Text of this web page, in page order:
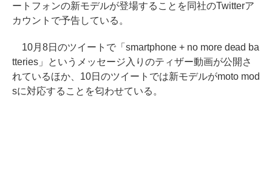
ートフォンの新モデルが登場することを同社のTwitterア
カウントで予告している。
10月8日のツイートで「smartphone + no more dead ba
tteries」というメッセージ入りのティザー動画が公開さ
れているほか、10日のツイートでは新モデルがmoto mod
sに対応することを匂わせている。